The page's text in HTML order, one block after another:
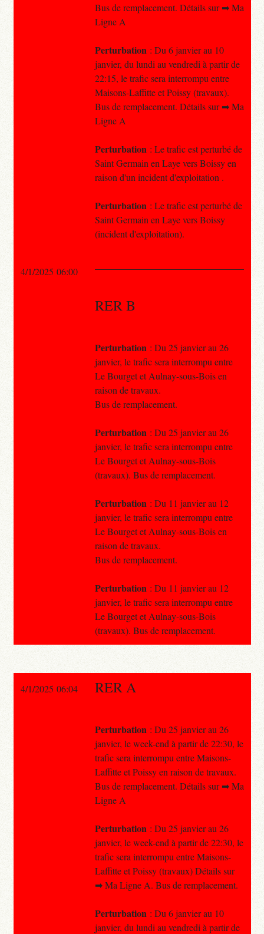
Bus de remplacement. Détails sur ➡ Ma
Ligne A
Perturbation : Du 6 janvier au 10
janvier, du lundi au vendredi à partir de
22:15, le trafic sera interrompu entre
Maisons-Laffitte et Poissy (travaux).
Bus de remplacement. Détails sur ➡ Ma
Ligne A
Perturbation : Le trafic est perturbé de
Saint Germain en Laye vers Boissy en
raison d'un incident d'exploitation .
Perturbation : Le trafic est perturbé de
Saint Germain en Laye vers Boissy
(incident d'exploitation).
RER B
Perturbation : Du 25 janvier au 26
janvier, le trafic sera interrompu entre
Le Bourget et Aulnay-sous-Bois en
raison de travaux.
Bus de remplacement.
Perturbation : Du 25 janvier au 26
janvier, le trafic sera interrompu entre
Le Bourget et Aulnay-sous-Bois
(travaux). Bus de remplacement.
Perturbation : Du 11 janvier au 12
janvier, le trafic sera interrompu entre
Le Bourget et Aulnay-sous-Bois en
raison de travaux.
Bus de remplacement.
Perturbation : Du 11 janvier au 12
janvier, le trafic sera interrompu entre
Le Bourget et Aulnay-sous-Bois
(travaux). Bus de remplacement.
4/1/2025 06:00
4/1/2025 06:04 RER A
Perturbation : Du 25 janvier au 26
janvier, le week-end à partir de 22:30, le
trafic sera interrompu entre Maisons-
Laffitte et Poissy en raison de travaux.
Bus de remplacement. Détails sur ➡ Ma
Ligne A
Perturbation : Du 25 janvier au 26
janvier, le week-end à partir de 22:30, le
trafic sera interrompu entre Maisons-
Laffitte et Poissy (travaux) Détails sur
➡ Ma Ligne A. Bus de remplacement.
Perturbation : Du 6 janvier au 10
janvier, du lundi au vendredi à partir de